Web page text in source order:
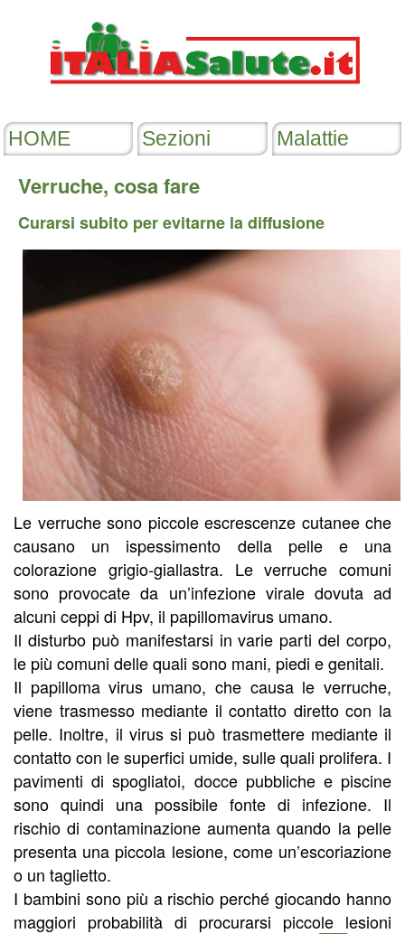
Verruche, cosa fare
Curarsi subito per evitarne la diffusione
Le verruche sono piccole escrescenze cutanee che
causano un ispessimento della pelle e una
colorazione grigio-giallastra. Le verruche comuni
sono provocate da un’infezione virale dovuta ad
alcuni ceppi di Hpv, il papillomavirus umano.
Il disturbo può manifestarsi in varie parti del corpo,
le più comuni delle quali sono mani, piedi e genitali.
Il papilloma virus umano, che causa le verruche,
viene trasmesso mediante il contatto diretto con la
pelle. Inoltre, il virus si può trasmettere mediante il
contatto con le superfici umide, sulle quali prolifera. I
pavimenti di spogliatoi, docce pubbliche e piscine
sono quindi una possibile fonte di infezione. Il
rischio di contaminazione aumenta quando la pelle
presenta una piccola lesione, come un’escoriazione
o un taglietto.
I bambini sono più a rischio perché giocando hanno
maggiori probabilità di procurarsi piccole lesioni